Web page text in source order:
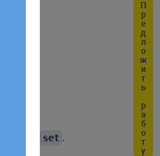
set . Предложить работу